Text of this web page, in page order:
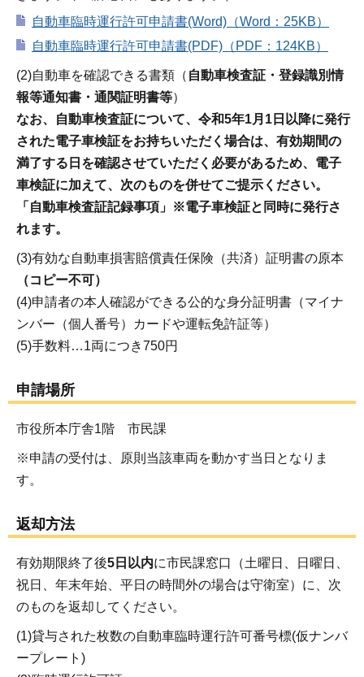
自動車臨時運行許可申請書(Word)（Word：25KB）
自動車臨時運行許可申請書(PDF)（PDF：124KB）
(2)自動車を確認できる書類（ 自動車検査証・登録識別情
報等通知書・通関証明書等）
なお、自動車検査証について、令和5年1月1日以降に発行
された電子車検証をお持ちいただく場合は、有効期間の
満了する日を確認させていただく必要があるため、電子
車検証に加えて、次のものを併せてご提示ください。
「自動車検査証記録事項」※電子車検証と同時に発行さ
れます。
(3)有効な自動車損害賠償責任保険（共済）証明書の原本
（コピー不可）
(4)申請者の本人確認ができる公的な身分証明書（マイナ
ンバー（個人番号）カードや運転免許証等）
(5)手数料…1両につき750円
申請場所
市役所本庁舎1階 市民課
※申請の受付は、原則当該車両を動かす当日となりま
す。
返却方法
有効期限終了後5日以内に市民課窓口（土曜日、日曜日、
祝日、年末年始、平日の時間外の場合は守衛室）に、次
のものを返却してください。
(1)貸与された枚数の自動車臨時運行許可番号標(仮ナンバ
ープレート)